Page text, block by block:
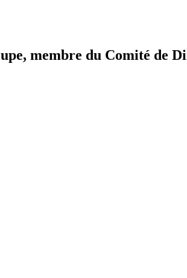
membre du Comité de